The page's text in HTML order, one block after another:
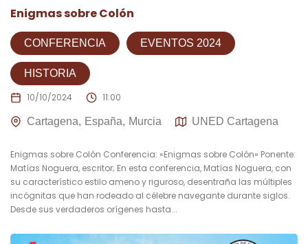
Enigmas sobre Colón
CONFERENCIA EVENTOS 2024
HISTORIA
10/10/2024 11:00
Cartagena España Murcia UNED Cartagena
Enigmas sobre Colón Conferencia: «Enigmas sobre Colón» Ponente:
Matías Noguera, escritor; En esta conferencia, Matías Noguera, con
su característico estilo ameno y riguroso, desentraña las múltiples
incógnitas que han rodeado al célebre navegante durante siglos.
Desde sus verdaderos orígenes hasta...